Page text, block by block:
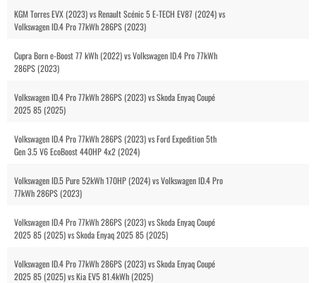
KGM Torres EVX (2023) vs Renault Scénic 5 E-TECH EV87 (2024) vs
Volkswagen ID.4 Pro 77kWh 286PS (2023)
Cupra Born e-Boost 77 kWh (2022) vs Volkswagen ID.4 Pro 77kWh
286PS (2023)
Volkswagen ID.4 Pro 77kWh 286PS (2023) vs Skoda Enyaq Coupé
2025 85 (2025)
Volkswagen ID.4 Pro 77kWh 286PS (2023) vs Ford Expedition 5th
Gen 3.5 V6 EcoBoost 440HP 4x2 (2024)
Volkswagen ID.5 Pure 52kWh 170HP (2024) vs Volkswagen ID.4 Pro
77kWh 286PS (2023)
Volkswagen ID.4 Pro 77kWh 286PS (2023) vs Skoda Enyaq Coupé
2025 85 (2025) vs Skoda Enyaq 2025 85 (2025)
Volkswagen ID.4 Pro 77kWh 286PS (2023) vs Skoda Enyaq Coupé
2025 85 (2025) vs Kia EV5 81.4kWh (2025)